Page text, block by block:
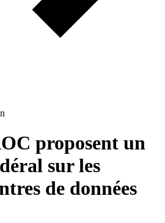
proposent un
sur les
de données